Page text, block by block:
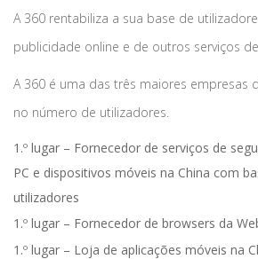
A 360 rentabiliza a sua base de
publicidade online e de outros serviços
A 360 é uma das três maiores empresas
no número de utilizadores.
1.º lugar – Fornecedor de serviços de
PC e dispositivos móveis na China com
utilizadores
1.º lugar – Fornecedor de browsers da
1.º lugar – Loja de aplicações móveis na